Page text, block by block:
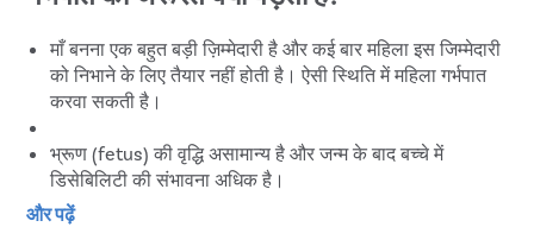
माँ बनना एक बहुत बड़ी ज़िम्मेदारी है और कई बार महिला इस जिम्मेदारी
को निभाने के लिए तैयार नहीं होती है। ऐसी स्थिति में महिला गर्भपात
करवा सकती है।
भ्रूण (fetus) की वृद्धि असामान्य है और जन्म के बाद बच्चे में
डिसेबिलिटी की संभावना अधिक है।
बलात्कार या यौन उत्पीड़न के परिणामस्वरूप महिला गर्भवती हुई हो।
और पढ़ें